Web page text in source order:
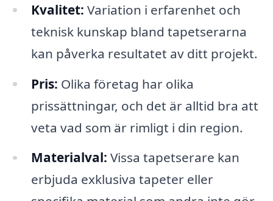
Kvalitet: Variation i erfarenhet och
teknisk kunskap bland tapetserarna
kan påverka resultatet av ditt projekt.
Pris: Olika företag har olika
prissättningar, och det är alltid bra att
veta vad som är rimligt i din region.
Materialval: Vissa tapetserare kan
erbjuda exklusiva tapeter eller